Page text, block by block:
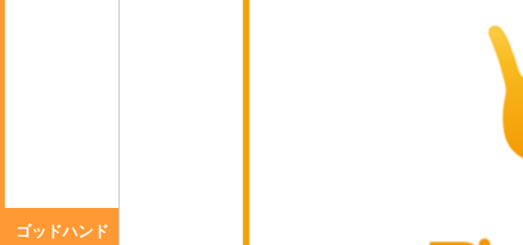
ゴッドハンド